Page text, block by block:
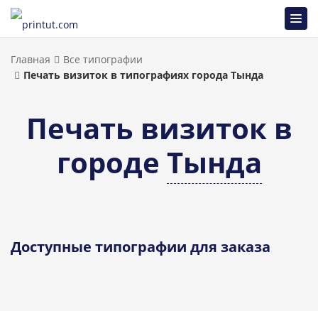
Главная
Все типографии
Печать визиток в типографиях города Тында
Печать визиток в
городе Тында
Доступные типографии для заказа